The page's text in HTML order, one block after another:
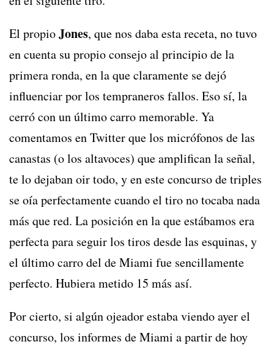
El propioJones, que nos daba esta receta, no tuvo
en cuenta su propio consejo al principio de la
primera ronda, en la que claramente se dejó
influenciar por los tempraneros fallos. Eso sí, la
cerró con un último carro memorable. Ya
comentamos en Twitter que los micrófonos de las
canastas (o los altavoces) que amplifican la señal,
te lo dejaban oir todo, y en este concurso de triples
se oía perfectamente cuando el tiro no tocaba nada
más que red. La posición en la que estábamos era
perfecta para seguir los tiros desde las esquinas, y
el último carro del de Miami fue sencillamente
perfecto. Hubiera metido 15 más así.
Por cierto, si algún ojeador estaba viendo ayer el
concurso, los informes de Miami a partir de hoy